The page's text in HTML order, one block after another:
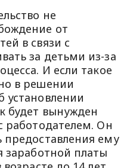
не
от
в связи с
за детьми из-за
И если такое
в решении
установлении
будет вынужден
работодателем. Он
предоставления ему
заработной платы